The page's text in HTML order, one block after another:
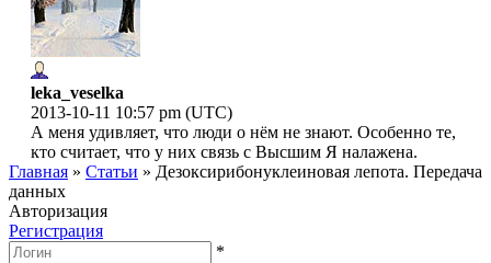
leka_veselka
2013-10-11 10:57 pm (UTC)
А меня удивляет, что люди о нём не знают. Особенно те,
кто считает, что у них связь с Высшим Я налажена.
Главная » Статьи » Дезоксирибонуклеиновая лепота. Передача
данных
Авторизация
Регистрация
*